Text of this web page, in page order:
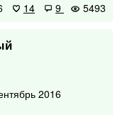
14 9 5493
2016